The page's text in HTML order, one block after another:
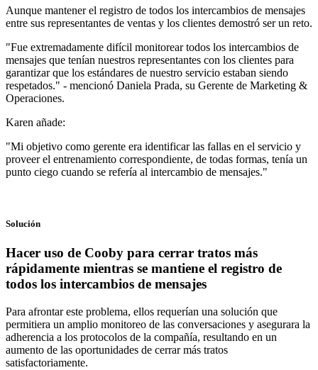
Aunque mantener el registro de todos los intercambios de mensajes
entre sus representantes de ventas y los clientes demostró ser un reto.
"Fue extremadamente difícil monitorear todos los intercambios de
mensajes que tenían nuestros representantes con los clientes para
garantizar que los estándares de nuestro servicio estaban siendo
respetados." - mencionó Daniela Prada, su Gerente de Marketing &
Operaciones.
Karen añade:
"Mi objetivo como gerente era identificar las fallas en el servicio y
proveer el entrenamiento correspondiente, de todas formas, tenía un
punto ciego cuando se refería al intercambio de mensajes."
Solución
Hacer uso de Cooby para cerrar tratos más
rápidamente mientras se mantiene el registro de
todos los intercambios de mensajes
Para afrontar este problema, ellos requerían una solución que
permitiera un amplio monitoreo de las conversaciones y asegurara la
adherencia a los protocolos de la compañía, resultando en un
aumento de las oportunidades de cerrar más tratos
satisfactoriamente.